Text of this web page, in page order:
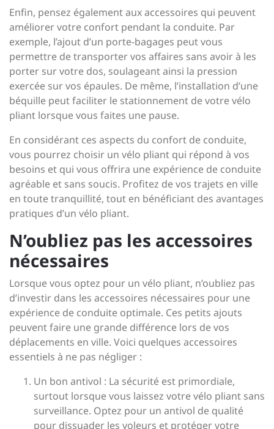
Enfin, pensez également aux accessoires qui peuvent
améliorer votre confort pendant la conduite. Par
exemple, l’ajout d’un porte-bagages peut vous
permettre de transporter vos affaires sans avoir à les
porter sur votre dos, soulageant ainsi la pression
exercée sur vos épaules. De même, l’installation d’une
béquille peut faciliter le stationnement de votre vélo
pliant lorsque vous faites une pause.
En considérant ces aspects du confort de conduite,
vous pourrez choisir un vélo pliant qui répond à vos
besoins et qui vous offrira une expérience de conduite
agréable et sans soucis. Profitez de vos trajets en ville
en toute tranquillité, tout en bénéficiant des avantages
pratiques d’un vélo pliant.
N’oubliez pas les accessoires
nécessaires
Lorsque vous optez pour un vélo pliant, n’oubliez pas
d’investir dans les accessoires nécessaires pour une
expérience de conduite optimale. Ces petits ajouts
peuvent faire une grande différence lors de vos
déplacements en ville. Voici quelques accessoires
essentiels à ne pas négliger :
Un bon antivol : La sécurité est primordiale,
surtout lorsque vous laissez votre vélo pliant sans
surveillance. Optez pour un antivol de qualité
pour dissuader les voleurs et protéger votre